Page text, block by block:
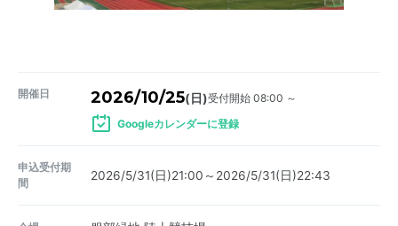
開催日 2026/10/25(日)受付開始 08:00 ～
Googleカレンダーに登録
申込受付期
間
2026/5/31(日)21:00～2026/5/31(日)22:43